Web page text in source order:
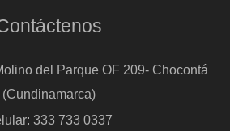
del Parque OF 209- Chocontá
(Cundinamarca)
333 733 0337